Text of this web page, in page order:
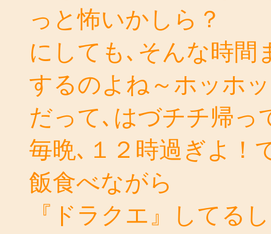
っと怖いかしら？
にしても､そんな時間
するのよね～ホッホ
だって､はづチチ帰っ
毎晩､１２時過ぎよ！
飯食べながら
『ドラクエ』してる